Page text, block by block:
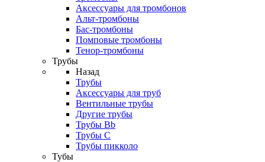
Аксессуары для тромбонов
Альт-тромбоны
Бас-тромбоны
Помповые тромбоны
Тенор-тромбоны
Трубы
Назад
Трубы
Аксессуары для труб
Вентильные трубы
Другие трубы
Трубы Bb
Трубы C
Трубы пикколо
Тубы